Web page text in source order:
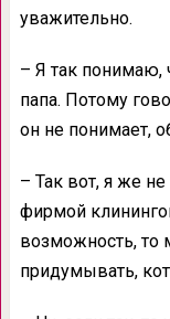
уважительно.
– Я так понимаю,
папа. Потому
он не понимает,
– Так вот, я же не
фирмой
возможность,
придумывать,